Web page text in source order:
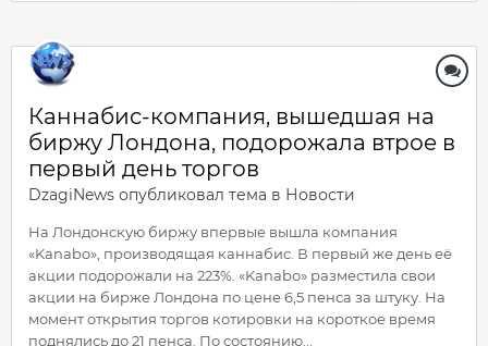
Каннабис-компания, вышедшая на
биржу Лондона, подорожала втрое в
первый день торгов
DzagiNews опубликовал тема в Новости
На Лондонскую биржу впервые вышла компания
«Kanabo», производящая каннабис. В первый же день её
акции подорожали на 223%. «Kanabo» разместила свои
акции на бирже Лондона по цене 6,5 пенса за штуку. На
момент открытия торгов котировки на короткое время
поднялись до 21 пенса. По состоянию...